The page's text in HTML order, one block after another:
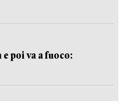
e poi va a fuoco: